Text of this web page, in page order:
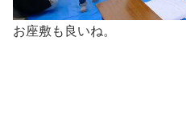
お座敷も良いね。